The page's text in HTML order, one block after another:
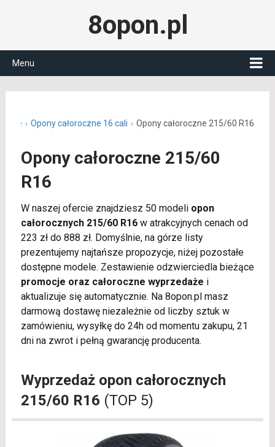
8opon.pl
Menu
Opony całoroczne 16 cali Opony całoroczne 215/60 R16
Opony całoroczne 215/60
R16
W naszej ofercie znajdziesz 50 modeli opon
całorocznych 215/60 R16w atrakcyjnych cenach od
223 zł do 888 zł. Domyślnie, na górze listy
prezentujemy najtańsze propozycje, niżej pozostałe
dostępne modele. Zestawienie odzwierciedla bieżące
promocje oraz całoroczne wyprzedaże i
aktualizuje się automatycznie. Na 8opon.pl masz
darmową dostawę niezależnie od liczby sztuk w
zamówieniu, wysyłkę do 24h od momentu zakupu, 21
dni na zwrot i pełną gwarancję producenta.
Wyprzedaż opon całorocznych
215/60 R16 (TOP 5)